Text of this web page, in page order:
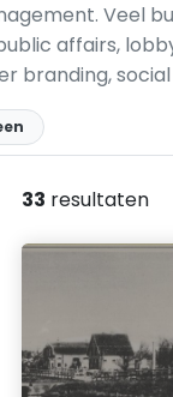
Veel
affairs,
branding,
33 resultaten